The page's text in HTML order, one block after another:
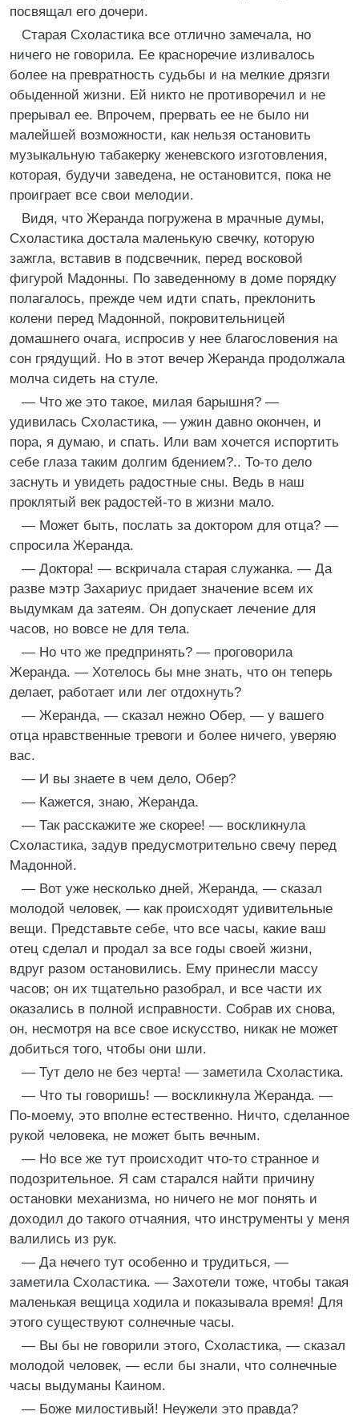
посвящал его дочери.
Старая Схоластика все отлично замечала, но
ничего не говорила. Ее красноречие изливалось
более на превратность судьбы и на мелкие дрязги
обыденной жизни. Ей никто не противоречил и не
прерывал ее. Впрочем, прервать ее не было ни
малейшей возможности, как нельзя остановить
музыкальную табакерку женевского изготовления,
которая, будучи заведена, не остановится, пока не
проиграет все свои мелодии.
Видя, что Жеранда погружена в мрачные думы,
Схоластика достала маленькую свечку, которую
зажгла, вставив в подсвечник, перед восковой
фигурой Мадонны. По заведенному в доме порядку
полагалось, прежде чем идти спать, преклонить
колени перед Мадонной, покровительницей
домашнего очага, испросив у нее благословения на
сон грядущий. Но в этот вечер Жеранда продолжала
молча сидеть на стуле.
— Что же это такое, милая барышня? —
удивилась Схоластика, — ужин давно окончен, и
пора, я думаю, и спать. Или вам хочется испортить
себе глаза таким долгим бдением?.. То-то дело
заснуть и увидеть радостные сны. Ведь в наш
проклятый век радостей-то в жизни мало.
— Может быть, послать за доктором для отца? —
спросила Жеранда.
— Доктора! — вскричала старая служанка. — Да
разве мэтр Захариус придает значение всем их
выдумкам да затеям. Он допускает лечение для
часов, но вовсе не для тела.
— Но что же предпринять? — проговорила
Жеранда. — Хотелось бы мне знать, что он теперь
делает, работает или лег отдохнуть?
— Жеранда, — сказал нежно Обер, — у вашего
отца нравственные тревоги и более ничего, уверяю
вас.
— И вы знаете в чем дело, Обер?
— Кажется, знаю, Жеранда.
— Так расскажите же скорее! — воскликнула
Схоластика, задув предусмотрительно свечу перед
Мадонной.
— Вот уже несколько дней, Жеранда, — сказал
молодой человек, — как происходят удивительные
вещи. Представьте себе, что все часы, какие ваш
отец сделал и продал за все годы своей жизни,
вдруг разом остановились. Ему принесли массу
часов; он их тщательно разобрал, и все части их
оказались в полной исправности. Собрав их снова,
он, несмотря на все свое искусство, никак не может
добиться того, чтобы они шли.
— Тут дело не без черта! — заметила Схоластика.
— Что ты говоришь! — воскликнула Жеранда. —
По-моему, это вполне естественно. Ничто, сделанное
рукой человека, не может быть вечным.
— Но все же тут происходит что-то странное и
подозрительное. Я сам старался найти причину
остановки механизма, но ничего не мог понять и
доходил до такого отчаяния, что инструменты у меня
валились из рук.
— Да нечего тут особенно и трудиться, —
заметила Схоластика. — Захотели тоже, чтобы такая
маленькая вещица ходила и показывала время! Для
этого существуют солнечные часы.
— Вы бы не говорили этого, Схоластика, — сказал
молодой человек, — если бы знали, что солнечные
часы выдуманы Каином.
— Боже милостивый! Неужели это правда?